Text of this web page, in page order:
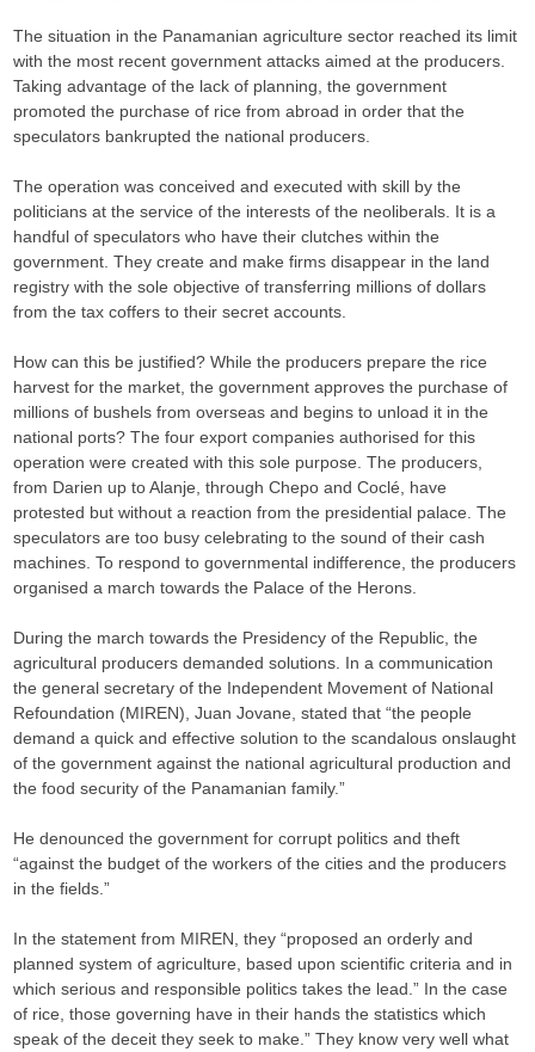
The situation in the Panamanian agriculture sector reached its limit
with the most recent government attacks aimed at the producers.
Taking advantage of the lack of planning, the government
promoted the purchase of rice from abroad in order that the
speculators bankrupted the national producers.
The operation was conceived and executed with skill by the
politicians at the service of the interests of the neoliberals. It is a
handful of speculators who have their clutches within the
government. They create and make firms disappear in the land
registry with the sole objective of transferring millions of dollars
from the tax coffers to their secret accounts.
How can this be justified? While the producers prepare the rice
harvest for the market, the government approves the purchase of
millions of bushels from overseas and begins to unload it in the
national ports? The four export companies authorised for this
operation were created with this sole purpose. The producers,
from Darien up to Alanje, through Chepo and Coclé, have
protested but without a reaction from the presidential palace. The
speculators are too busy celebrating to the sound of their cash
machines. To respond to governmental indifference, the producers
organised a march towards the Palace of the Herons.
During the march towards the Presidency of the Republic, the
agricultural producers demanded solutions. In a communication
the general secretary of the Independent Movement of National
Refoundation (MIREN), Juan Jovane, stated that “the people
demand a quick and effective solution to the scandalous onslaught
of the government against the national agricultural production and
the food security of the Panamanian family.”
He denounced the government for corrupt politics and theft
“against the budget of the workers of the cities and the producers
in the fields.”
In the statement from MIREN, they “proposed an orderly and
planned system of agriculture, based upon scientific criteria and in
which serious and responsible politics takes the lead.” In the case
of rice, those governing have in their hands the statistics which
speak of the deceit they seek to make.” They know very well what